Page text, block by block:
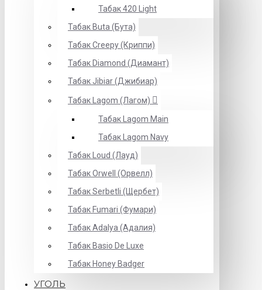
Табак 420 Light
Табак Buta (Бута)
Табак Creepy (Криппи)
Табак Diamond (Диамант)
Табак Jibiar (Джибиар)
Табак Lagom (Лагом)
Табак Lagom Main
Табак Lagom Navy
Табак Loud (Лауд)
Табак Orwell (Орвелл)
Табак Serbetli (Щербет)
Табак Fumari (Фумари)
Табак Adalya (Адалия)
Табак Basio De Luxe
Табак Honey Badger
УГОЛЬ